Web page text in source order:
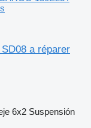
a réparer
6x2 Suspensión